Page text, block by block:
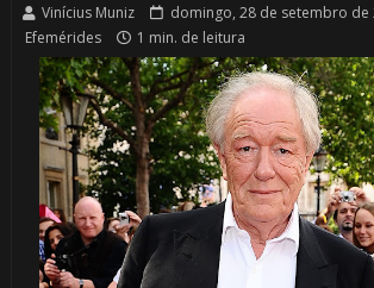
Vinícius Muniz
domingo, 28 de setembro de
Efemérides
1 min. de leitura